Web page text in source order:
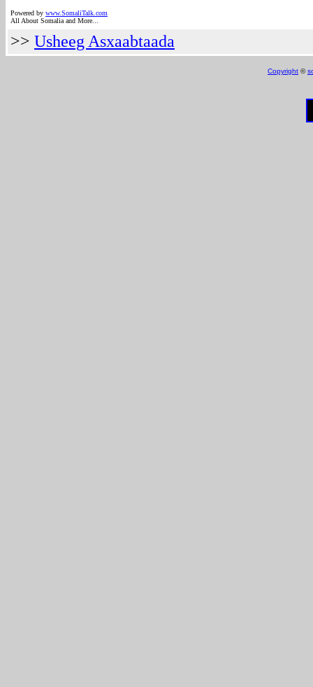
Powered by www.SomaliTalk.com
All About Somalia and More...
>> Usheeg Asxaabtaada
Copyright ©